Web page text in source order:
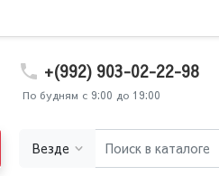
+(992) 903-02-22-98
По будням с 9:00 до 19:00
Везде